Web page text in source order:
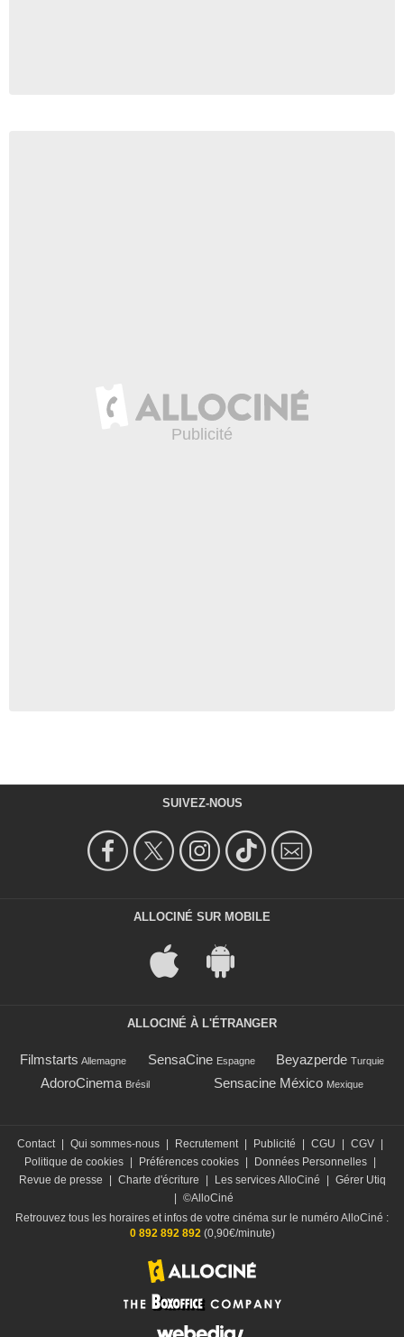
SUIVEZ-NOUS
ALLOCINÉ SUR MOBILE
ALLOCINÉ À L'ÉTRANGER
Filmstarts Allemagne SensaCine Espagne Beyazperde Turquie
AdoroCinema Brésil Sensacine México Mexique
Contact Qui sommes-nous Recrutement Publicité CGU CGV
Politique de cookies
Préférences cookies Données Personnelles
Revue de presse
Charte d'écriture Les services AlloCiné
Gérer Utiq
©AlloCiné
Retrouvez tous les horaires et infos de votre cinéma sur le numéro AlloCiné :
0 892 892 892(0,90€/minute)